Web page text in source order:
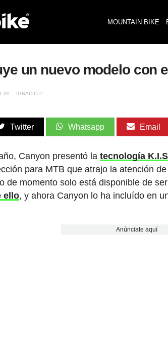
MOUNTAIN BIKE
un nuevo modelo con
IGNACIO P.
Twitter Whatsapp Email
Canyon presentó latecnología K.I.S
para MTB que atrajo la atención
de momento solo está disponible de
ello, y ahora Canyon lo ha incluído en
Anúnciate aquí